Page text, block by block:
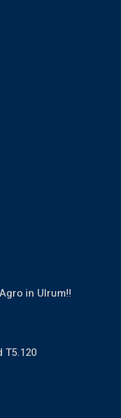
in Ulrum!!